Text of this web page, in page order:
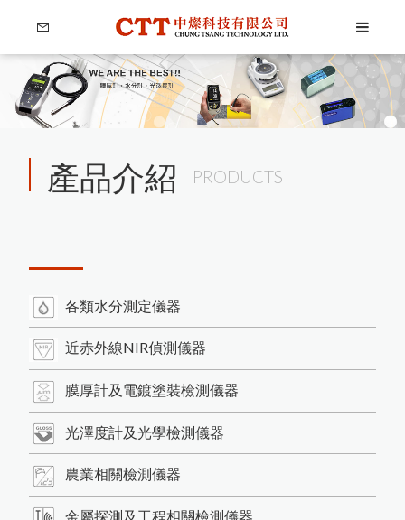
Menu
公司簡介
關於我們
日
本
K
E
T
T
膜
厚
計
台
灣
區
總
代
理
商
-
-
-
-
-
中
燦
科
產品介紹
各類水分測定儀器
最新消息如
何
根
據
A
S
T
M
D
3
3
5
9
M
e
t
h
o
d
B
規
範
進
行
百
格
刮
刀
附
著
力
試
驗
商品洽詢
Language
繁體中文
產品介紹 PRODUCTS
各類水分測定儀器
近赤外線NIR偵測儀器
膜厚計及電鍍塗裝檢測儀器
光澤度計及光學檢測儀器
農業相關檢測儀器
金屬探測及工程相關檢測儀器